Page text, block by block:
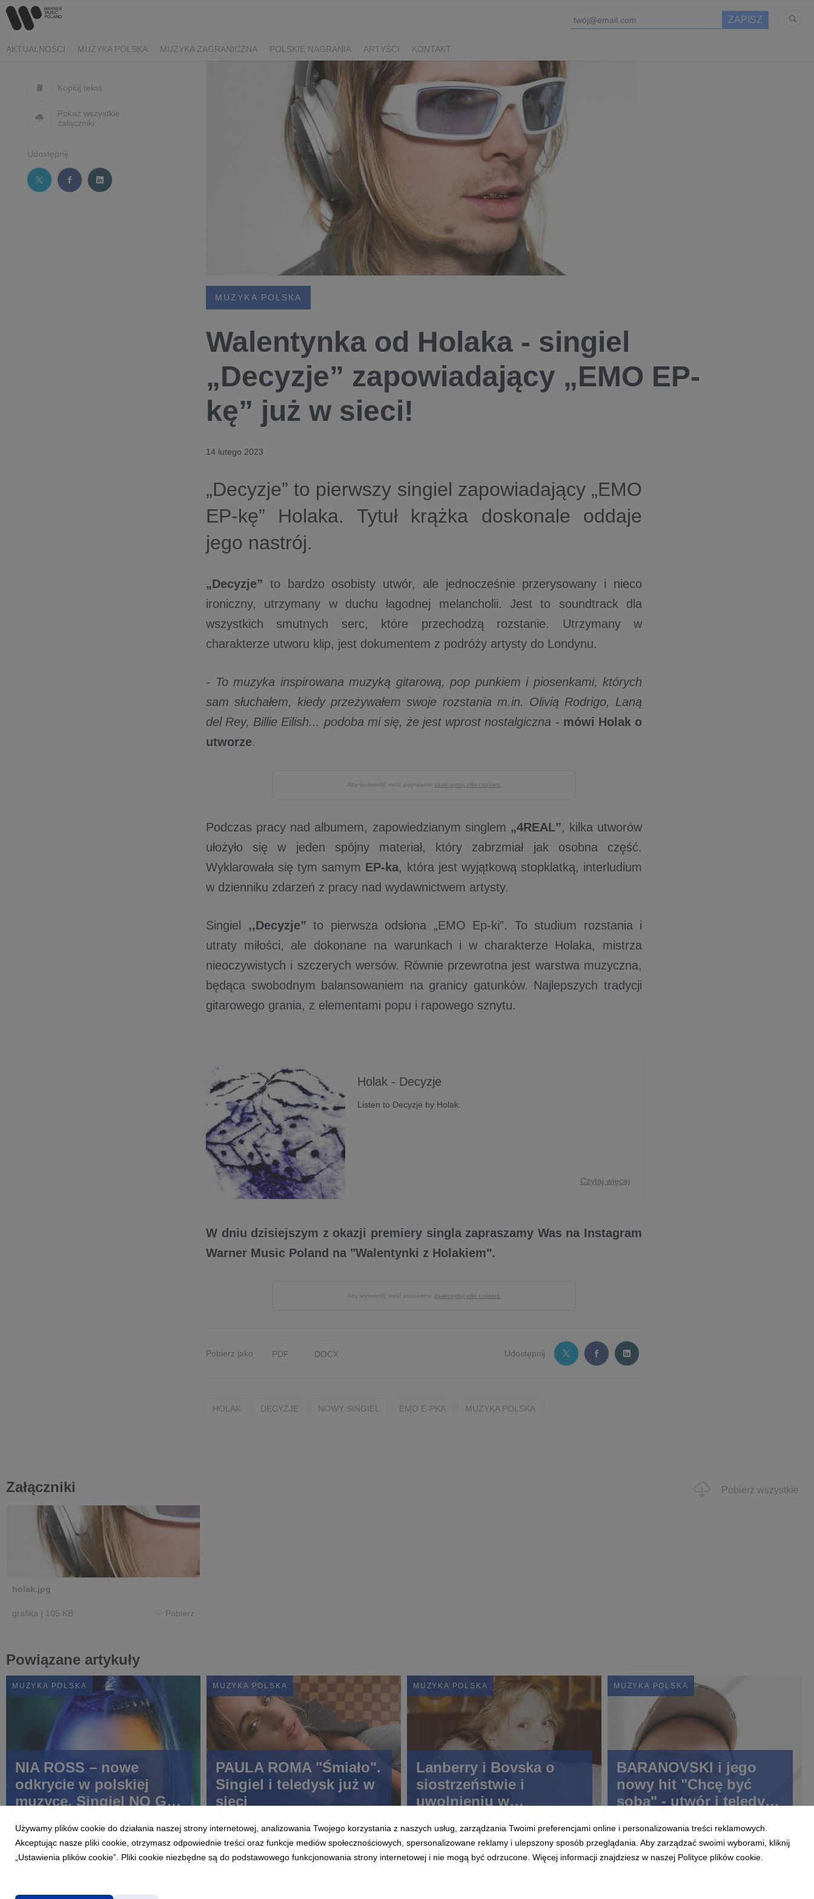
AKTUALNOŚCI MUZYKA POLSKA MUZYKA ZAGRANICZNA POLSKIE NAGRANIA ARTYŚCI KONTAKT
Kopiuj tekst
Pokaż wszystkie
załączniki
Udostępnij
MUZYKA POLSKA
Walentynka od Holaka - singiel
„Decyzje” zapowiadający „EMO EP-
kę” już w sieci!
14 lutego 2023
„Decyzje” to pierwszy singiel zapowiadający „EMO
EP-kę” Holaka. Tytuł krążka doskonale oddaje
jego nastrój.
„Decyzje” to bardzo osobisty utwór, ale jednocześnie przerysowany i nieco
ironiczny, utrzymany w duchu łagodnej melancholii. Jest to soundtrack dla
wszystkich smutnych serc, które przechodzą rozstanie. Utrzymany w
charakterze utworu klip, jest dokumentem z podróży artysty do Londynu.
- To muzyka inspirowana muzyką gitarową, pop punkiem i piosenkami, których
sam słuchałem, kiedy przeżywałem swoje rozstania m.in. Olivią Rodrigo, Laną
del Rey, Billie Eilish... podoba mi się, że jest wprost nostalgiczna - mówi Holak o
utworze.
Aby wyświetlić treść poprawnie zaakceptuj pliki cookies.
Podczas pracy nad albumem, zapowiedzianym singlem „4REAL”, kilka utworów
ułożyło się w jeden spójny materiał, który zabrzmiał jak osobna część.
Wyklarowała się tym samym EP-ka, która jest wyjątkową stopklatką, interludium
w dzienniku zdarzeń z pracy nad wydawnictwem artysty.
Singiel ,,Decyzje” to pierwsza odsłona „EMO Ep-ki”. To studium rozstania i
utraty miłości, ale dokonane na warunkach i w charakterze Holaka, mistrza
nieoczywistych i szczerych wersów. Równie przewrotna jest warstwa muzyczna,
będąca swobodnym balansowaniem na granicy gatunków. Najlepszych tradycji
gitarowego grania, z elementami popu i rapowego sznytu.
Holak - Decyzje
Listen to Decyzje by Holak.
Czytaj więcej
W dniu dzisiejszym z okazji premiery singla zapraszamy Was na Instagram
Warner Music Poland na "Walentynki z Holakiem".
Aby wyświetlić treść poprawnie zaakceptuj pliki cookies.
Pobierz jako PDF DOCX Udostępnij
HOLAK DECYZJE NOWY SINGIEL EMO E-PKA MUZYKA POLSKA
Załączniki Pobierz wszystkie
holak.jpg
grafika | 105 KB Pobierz
Powiązane artykuły
MUZYKA POLSKA
NIA ROSS – nowe
odkrycie w polskiej
muzyce. Singiel NO GO
MUZYKA POLSKA
PAULA ROMA "Śmiało".
Singiel i teledysk już w
sieci
MUZYKA POLSKA
Lanberry i Bovska o
siostrzeństwie i
uwolnieniu w
singlu pt. "Stare
piosenki"
MUZYKA POLSKA
BARANOVSKI i jego
nowy hit "Chcę być
sobą" - utwór i teledysk
Używamy plików cookie do działania naszej strony internetowej, analizowania Twojego korzystania z naszych usług, zarządzania Twoimi preferencjami online i personalizowania treści reklamowych.
Akceptując nasze pliki cookie, otrzymasz odpowiednie treści oraz funkcje mediów społecznościowych, spersonalizowane reklamy i ulepszony sposób przeglądania. Aby zarządzać swoimi wyborami, kliknij
„Ustawienia plików cookie”. Pliki cookie niezbędne są do podstawowego funkcjonowania strony internetowej i nie mogą być odrzucone. Więcej informacji znajdziesz w naszej Polityce plików cookie.